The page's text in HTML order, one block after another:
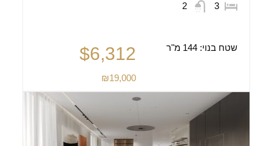
3
2
שטח בנוי:144 מ"ר $6,312
₪19,000